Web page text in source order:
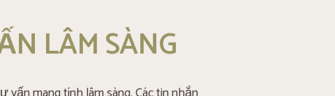
LÂM SÀNG